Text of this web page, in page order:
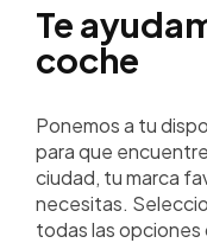
Te
coche
Ponemos a tu
para que
ciudad, tu marca
necesitas.
todas las opciones